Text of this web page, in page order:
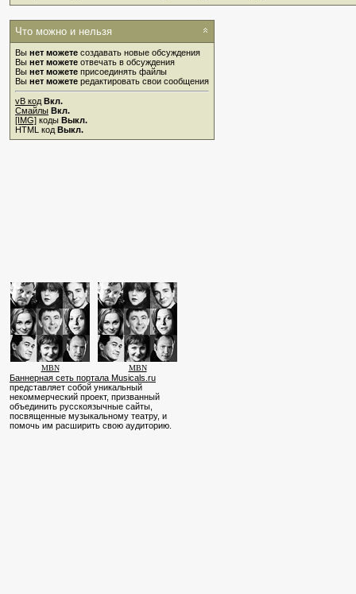
Что можно и нельзя
Вы нет можете создавать новые обсуждения
Вы нет можете отвечать в обсуждения
Вы нет можете присоединять файлы
Вы нет можете редактировать свои сообщения
vB код Вкл.
Смайлы Вкл.
[IMG] коды Выкл.
HTML код Выкл.
MBN MBN
Баннерная сеть портала Musicals.ru
представляет собой уникальный
некоммерческий проект, призванный
объединить русскоязычные сайты,
посвященные музыкальному театру, и
помочь им расширить свою аудиторию.